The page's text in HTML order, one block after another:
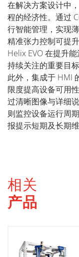
在解决方案设计中
程的经济性。通过
行智能管理，实现
精准张力控制可提
Helix EVO 在提升
持续关注的重要目标
此外，集成于 HMI
限度提高设备可用
过清晰图像与详细
则监控设备运行周
报提示短期及长期维
相关
产品